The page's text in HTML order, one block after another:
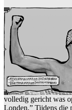
volledig gericht was
Londen.” Tijdens die